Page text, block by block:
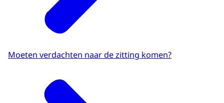
Moeten verdachten naar de zitting komen?